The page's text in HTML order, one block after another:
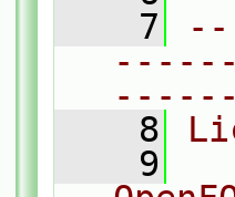
    7
    8
    9